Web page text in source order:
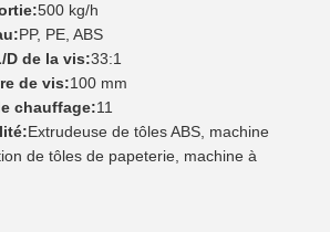
500 kg/h
PP, PE, ABS
D de la vis:33:1
de vis:100 mm
chauffage:11
Extrudeuse de tôles ABS, machine
de tôles de papeterie, machine à